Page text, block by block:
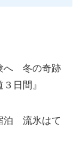
へ 冬の奇跡
日間』
泊 流氷はて